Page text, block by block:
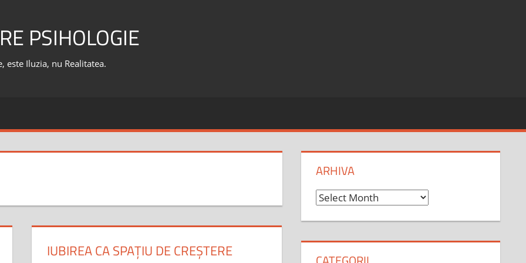
PSIHOLOGIE
este Iluzia, nu Realitatea.
IUBIREA CA SPAȚIU DE CREȘTERE
ARHIVA
Arhiva